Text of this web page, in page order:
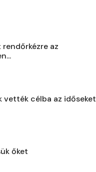
az
vették célba az időseket
őket